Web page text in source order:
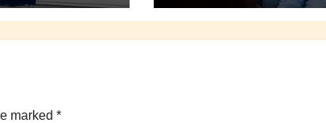
marked *